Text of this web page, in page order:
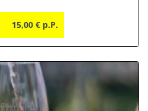
15,00 € p.P.